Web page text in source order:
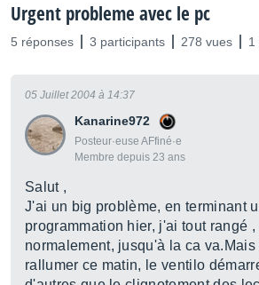
Urgent probleme avec le pc
5 réponses 3 participants 278 vues 1
Kanarine972
Posteur·euse AFfiné·e
Membre depuis 23 ans
05 Juillet 2004 à 14:37
Salut ,
J'ai un big problème, en terminant
programmation hier, j'ai tout rangé
normalement, jusqu'à la ca
rallumer ce matin, le ventilo